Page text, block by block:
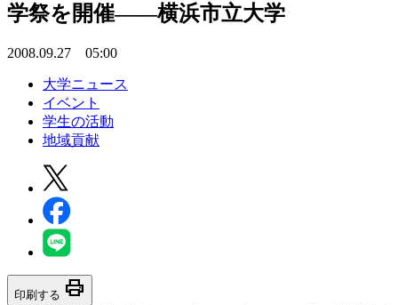
学祭を開催――横浜市立大学
2008.09.27 05:00
大学ニュース
イベント
学生の活動
地域貢献
印刷する print